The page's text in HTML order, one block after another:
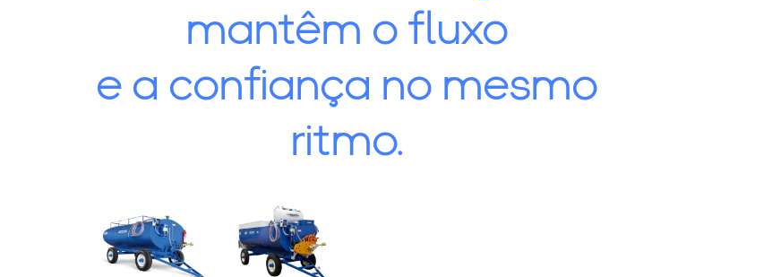
mantêm o fluxo
e a confiança no mesmo
ritmo.